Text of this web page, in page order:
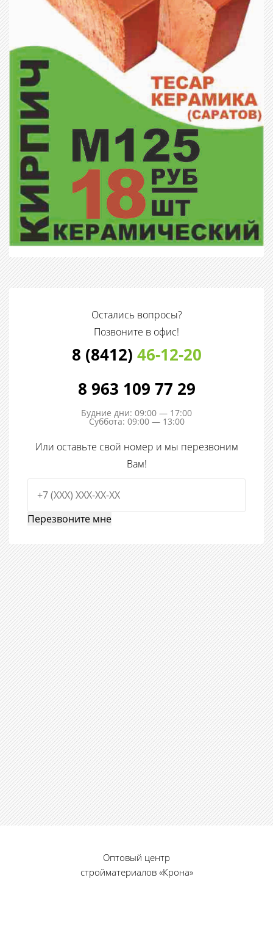
Остались вопросы?
Позвоните в офис!
8 (8412) 46-12-20
8 963 109 77 29
Будние дни: 09:00 — 17:00
Суббота: 09:00 — 13:00
Или оставьте свой номер и мы перезвоним
Вам!
Оптовый центр
стройматериалов «Крона»